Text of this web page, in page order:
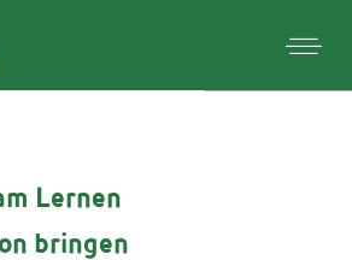
Lernen
bringen